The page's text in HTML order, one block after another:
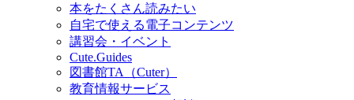
本をたくさん読みたい
自宅で使える電子コンテンツ
講習会・イベント
Cute.Guides
図書館TA（Cuter）
教育情報サービス